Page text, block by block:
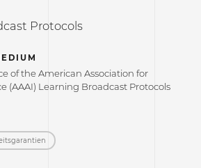
Protocols
of the American Association for
(AAAI) Learning Broadcast Protocols